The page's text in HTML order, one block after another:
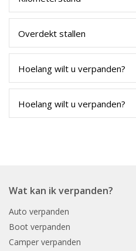
Wat kan ik verpanden?
Auto verpanden
Boot verpanden
Camper verpanden